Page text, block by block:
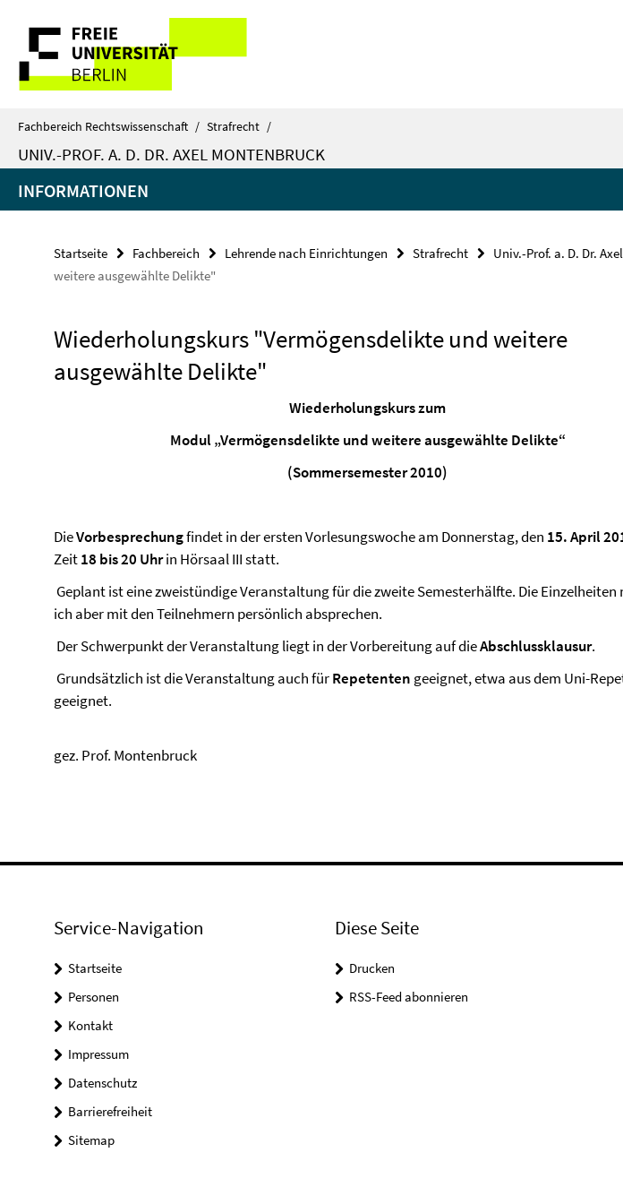
direkt
Inhalt
Service-
Navigation
Fachbereich Rechtswissenschaft / Strafrecht /
UNIV.-PROF. A. D. DR. AXEL MONTENBRUCK
INFORMATIONEN
Startseite Fachbereich Lehrende nach Einrichtungen Strafrecht Univ.-Prof. a. D. Dr.
weitere ausgewählte Delikte"
Wiederholungskurs "Vermögensdelikte und weitere
ausgewählte Delikte"
Wiederholungskurs zum
Modul „Vermögensdelikte und weitere ausgewählte Delikte“
(Sommersemester 2010)
DieVorbesprechungfindet in der ersten Vorlesungswoche am Donnerstag, den 15. April
Zeit18 bis 20 Uhrin Hörsaal III statt.
Geplant ist eine zweistündige Veranstaltung für die zweite Semesterhälfte. Die Einzelheiten
ich aber mit den Teilnehmern persönlich absprechen.
Der Schwerpunkt der Veranstaltung liegt in der Vorbereitung auf dieAbschlussklausur.
Grundsätzlich ist die Veranstaltung auch fürRepetenten geeignet, etwa aus dem Uni-
geeignet.
gez. Prof. Montenbruck
Service-Navigation
Startseite
Personen
Kontakt
Impressum
Datenschutz
Barrierefreiheit
Sitemap
Diese Seite
Drucken
RSS-Feed abonnieren